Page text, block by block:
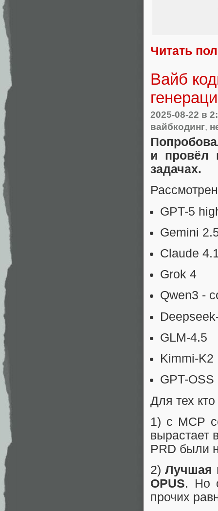
Читать
Вайб
2025-08-22 в
вайбкодинг,
и провёл
задачах.
GPT-5
Gemini
Claude
Grok 4
Qwen3 -
GLM-4.5
Kimmi-K2
GPT-OSS
Для тех
1) с MCP
вырастает
PRD были
2)Лучшая
OPUS. Но
прочих